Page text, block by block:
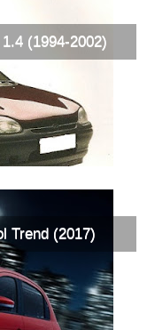
(1994-2002)
Trend (2017)